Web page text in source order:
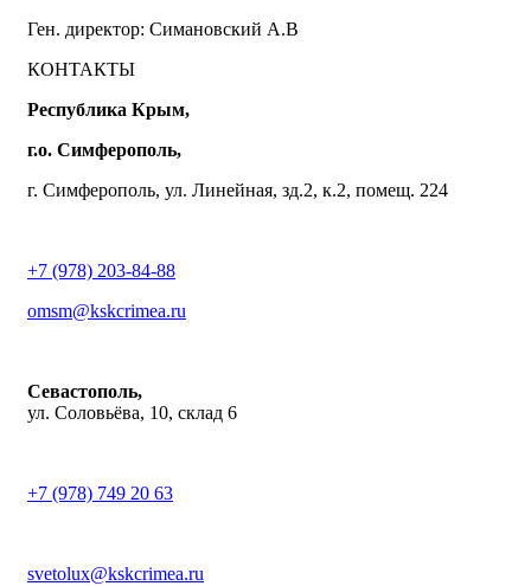
Ген. директор: Симановский А.В
КОНТАКТЫ
Республика Крым,
г.о. Симферополь,
г. Симферополь, ул. Линейная, зд.2, к.2, помещ. 224
+7 (978) 203-84-88
omsm@kskcrimea.ru
Севастополь,
ул. Соловьёва, 10, склад 6
+7 (978) 749 20 63
svetolux@kskcrimea.ru